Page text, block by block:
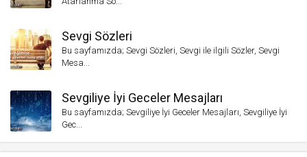
Sevgi Sözleri
Bu sayfamızda; Sevgi Sözleri, Sevgi ile ilgili Sözler, Sevgi
Mesa...
Sevgiliye İyi Geceler Mesajları
Bu sayfamızda; Sevgiliye İyi Geceler Mesajları, Sevgiliye İyi
Gec...